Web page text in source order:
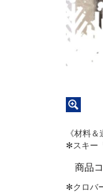
《材料＆
✻スキー
商品
✻クロバ